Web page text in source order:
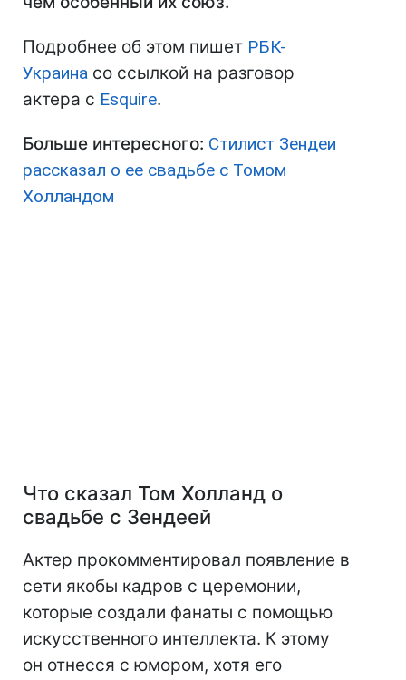
Подробнее об этом пишет РБК-
Украина со ссылкой на разговор
актера с Esquire.
Больше интересного: Стилист Зендеи
рассказал о ее свадьбе с Томом
Холландом
Что сказал Том Холланд о
свадьбе с Зендеей
Актер прокомментировал появление в
сети якобы кадров с церемонии,
которые создали фанаты с помощью
искусственного интеллекта. К этому
он отнесся с юмором, хотя его